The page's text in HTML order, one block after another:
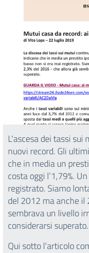
L'ascesa dei tassi
nuovi record. Gli
che in media un
costa oggi l’1,79%.
registrato. Siamo
del 2012 ma anche il
sembrava un livello
considerarsi superato.
Qui sotto l'articolo